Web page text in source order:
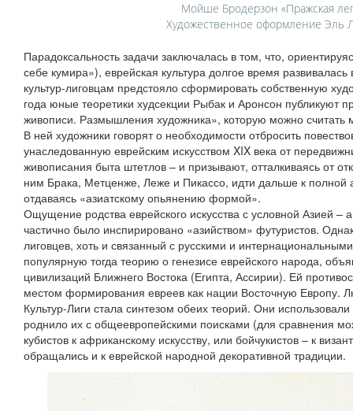
Мойше Бродерзон «Пражская
Художественное оформление Эль
Парадоксальность задачи заключалась в том, что,
себе кумира»), еврейская культура долгое время
культур-лиговцам предстояло сформировать собственную
года юные теоретики худсекции Рыбак и Аронсон публикуют
живописи. Размышления художника», которую можно считать
В ней художники говорят о необходимости отбросить
унаследованную еврейским искусством XIX века от
живописания быта штетлов – и призывают, отталкиваясь от
ним Брака, Метценже, Леже и Пикассо, идти дальше к полной
отдаваясь «азиатскому опьянению формой».
Ощущение родства еврейского искусства с условной Азией
частично было инспирировано «азийством» футуристов.
лиговцев, хоть и связанный с русскими и
популярную тогда теорию о генезисе еврейского народа,
цивилизаций Ближнего Востока (Египта, Ассирии). Ей
местом формирования евреев как нации Восточную Европу.
Культур-Лиги стала синтезом обеих теорий. Они использовали
роднило их с общеевропейскими поисками (для сравнения
кубистов к африканскому искусству, или бойчукистов – к
обращались и к еврейской народной декоративной традиции.